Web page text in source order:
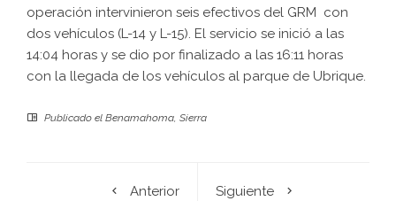
operación intervinieron seis efectivos del GRM con
dos vehículos (L-14 y L-15). El servicio se inició a las
14:04 horas y se dio por finalizado a las 16:11 horas
con la llegada de los vehículos al parque de Ubrique.
Publicado el Benamahoma Sierra
Anterior
Siguiente